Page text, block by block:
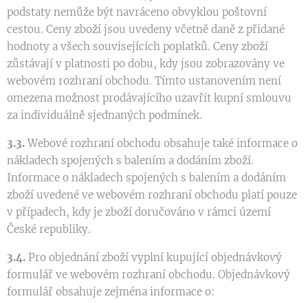
podstaty nemůže být navráceno obvyklou poštovní
cestou. Ceny zboží jsou uvedeny včetně daně z přidané
hodnoty a všech souvisejících poplatků. Ceny zboží
zůstávají v platnosti po dobu, kdy jsou zobrazovány ve
webovém rozhraní obchodu. Tímto ustanovením není
omezena možnost prodávajícího uzavřít kupní smlouvu
za individuálně sjednaných podmínek.
3.3.Webové rozhraní obchodu obsahuje také informace o
nákladech spojených s balením a dodáním zboží.
Informace o nákladech spojených s balením a dodáním
zboží uvedené ve webovém rozhraní obchodu platí pouze
v případech, kdy je zboží doručováno v rámci území
České republiky.
3.4. Pro objednání zboží vyplní kupující objednávkový
formulář ve webovém rozhraní obchodu. Objednávkový
formulář obsahuje zejména informace o: